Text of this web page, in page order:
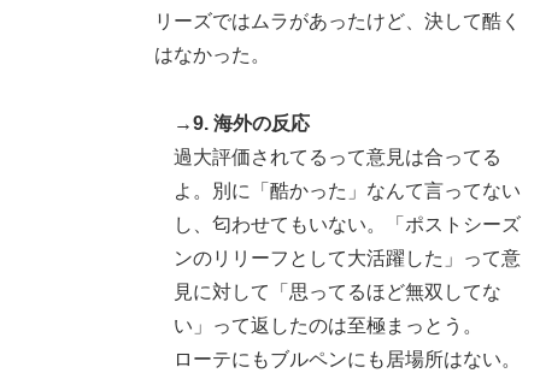
リーズではムラがあったけど、決して酷く
はなかった。
→9. 海外の反応
過大評価されてるって意見は合ってる
よ。別に「酷かった」なんて言ってない
し、匂わせてもいない。「ポストシーズ
ンのリリーフとして大活躍した」って意
見に対して「思ってるほど無双してな
い」って返したのは至極まっとう。
ローテにもブルペンにも居場所はない。